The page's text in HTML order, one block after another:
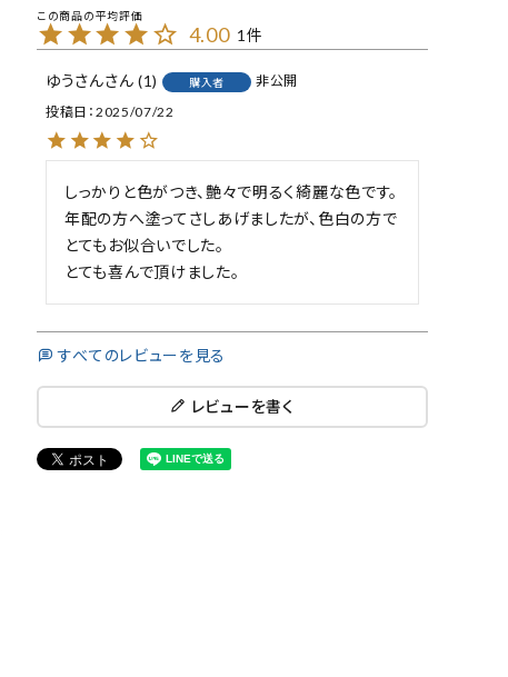
4.00 1
ゆうさん 1 購入者
非公開
投稿日 2025/07/22
しっかりと色がつき、艶々で明るく綺麗な色です。
年配の方へ塗ってさしあげましたが、色白の方で
とてもお似合いでした。
とても喜んで頂けました。
すべてのレビューを見る
レビューを書く